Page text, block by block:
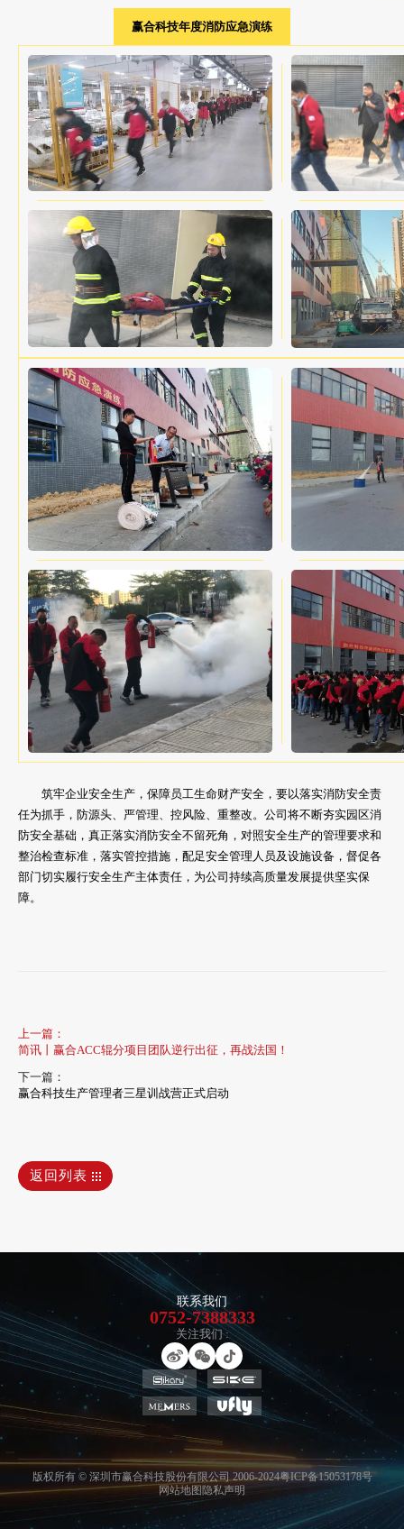
赢合科技年度消防应急演练
筑牢企业安全生产，保障员工生命财产安全，要以落实消防安全责
任为抓手，防源头、严管理、控风险、重整改。公司将不断夯实园区消
防安全基础，真正落实消防安全不留死角，对照安全生产的管理要求和
整治检查标准，落实管控措施，配足安全管理人员及设施设备，督促各
部门切实履行安全生产主体责任，为公司持续高质量发展提供坚实保
障。
上一篇：
简讯丨赢合ACC辊分项目团队逆行出征，再战法国！
下一篇：
赢合科技生产管理者三星训战营正式启动
返回列表
联系我们
0752-7388333
关注我们 :
版权所有 © 深圳市赢合科技股份有限公司 2006-2024粤ICP备15053178号
网站地图隐私声明